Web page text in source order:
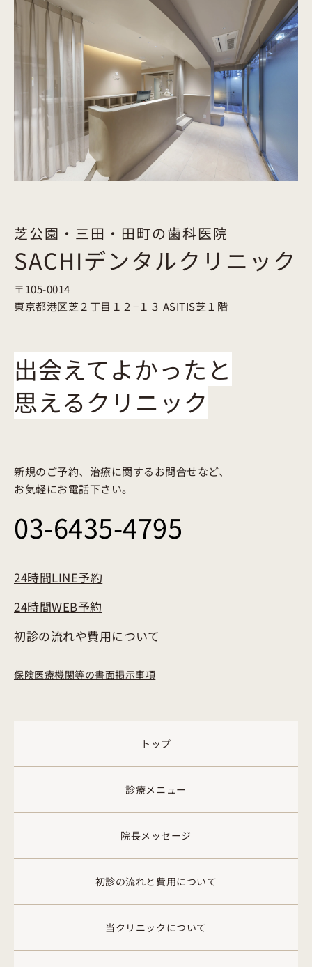
芝公園・三田・田町の歯科医院
SACHIデンタルクリニック
〒105-0014
東京都港区芝２丁目１２−１３ ASITIS芝１階
出会えてよかったと
思えるクリニック
新規のご予約、治療に関するお問合せなど、
お気軽にお電話下さい。
03-6435-4795
24時間LINE予約
24時間WEB予約
初診の流れや費用について
保険医療機関等の書面掲示事項
トップ
診療メニュー
院長メッセージ
初診の流れと費用について
当クリニックについて